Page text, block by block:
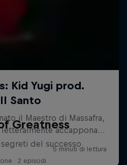
Greatness
del successo
· 2 episodi